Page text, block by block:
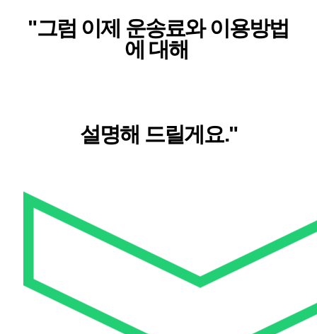
"그럼 이제 운송료와 이용방법
에 대해
설명해 드릴게요."